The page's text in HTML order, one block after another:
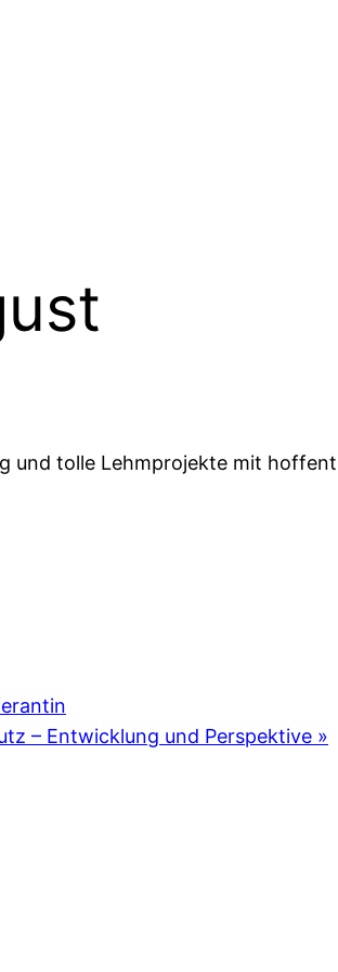
und tolle Lehmprojekte mit
– Entwicklung und Perspektive »